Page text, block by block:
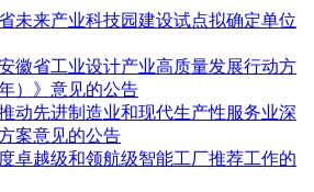
未来产业科技园建设试点拟确定单位
徽省工业设计产业高质量发展行动方
）》意见的公告
动先进制造业和现代生产性服务业深
案意见的公告
卓越级和领航级智能工厂推荐工作的